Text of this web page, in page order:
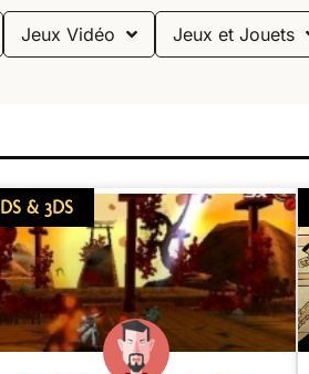
Jeux Vidéo Jeux et Jouets
DS & 3DS